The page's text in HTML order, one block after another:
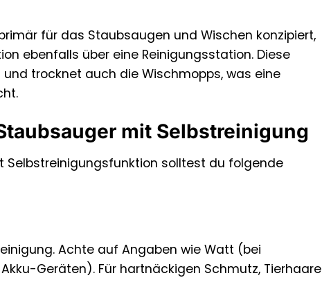
für das Staubsaugen und Wischen konzipiert,
ebenfalls über eine Reinigungsstation. Diese
trocknet auch die Wischmopps, was eine
mit Selbstreinigung
Selbstreinigungsfunktion solltest du folgende
Achte auf Angaben wie Watt (bei
Geräten). Für hartnäckigen Schmutz, Tierhaare